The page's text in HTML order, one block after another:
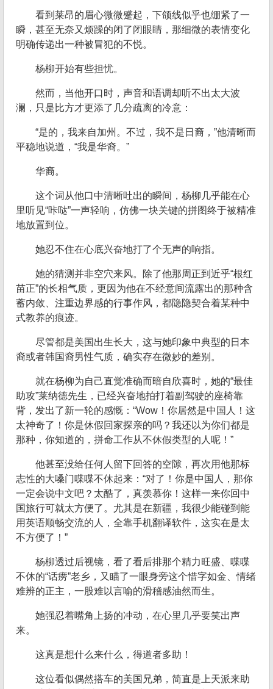
看到莱昂的眉心微微蹙起，下颌线似乎也绷紧了一
瞬，甚至无奈又烦躁的闭了闭眼睛，那细微的表情变化
明确传递出一种被冒犯的不悦。
杨柳开始有些担忧。
然而，当他开口时，声音和语调却听不出太大波
澜，只是比方才更添了几分疏离的冷意：
“是的，我来自加州。不过，我不是日裔，”他清晰而
平稳地说道，“我是华裔。”
华裔。
这个词从他口中清晰吐出的瞬间，杨柳几乎能在心
里听见“咔哒”一声轻响，仿佛一块关键的拼图终于被精准
地放置到位。
她忍不住在心底兴奋地打了个无声的响指。
她的猜测并非空穴来风。除了他那周正到近乎“根红
苗正”的长相气质，更因为他在不经意间流露出的那种含
蓄内敛、注重边界感的行事作风，都隐隐契合着某种中
式教养的痕迹。
尽管都是美国出生长大，这与她印象中典型的日本
裔或者韩国裔男性气质，确实存在微妙的差别。
就在杨柳为自己直觉准确而暗自欣喜时，她的“最佳
助攻”莱纳德先生，已经兴奋地拍打着副驾驶的座椅靠
背，发出了新一轮的感慨：“Wow！你居然是中国人！这
太神奇了！你是休假回家探亲的吗？我还以为你们都是
那种，你知道的，拼命工作从不休假类型的人呢！”
他甚至没给任何人留下回答的空隙，再次用他那标
志性的大嗓门喋喋不休起来：“对了！你是中国人，那你
一定会说中文吧？太酷了，真羡慕你！这样一来你回中
国旅行可就太方便了。尤其是在新疆，我很少能碰到能
用英语顺畅交流的人，全靠手机翻译软件，这实在是太
不方便了！”
杨柳透过后视镜，看了看后排那个精力旺盛、喋喋
不休的“话痨”老乡，又瞄了一眼身旁这个惜字如金、情绪
难辨的正主，一股难以言喻的滑稽感油然而生。
她强忍着嘴角上扬的冲动，在心里几乎要笑出声
来。
这真是想什么来什么，得道者多助！
这位看似偶然搭车的美国兄弟，简直是上天派来助